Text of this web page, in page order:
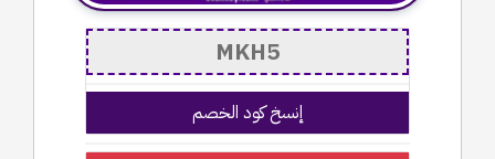
إنسخ كود الخصم